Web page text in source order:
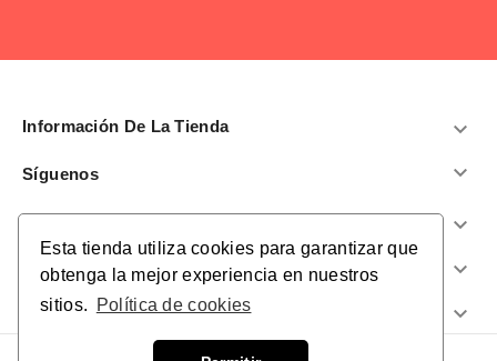
Esta tienda utiliza cookies para garantizar que
obtenga la mejor experiencia en nuestros
sitios.
Política de cookies
Información De La Tienda 
Síguenos 

Nuestra Empresa 
¿Te Ayudamos? 